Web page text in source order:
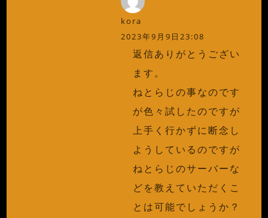
kora
2023年9月9日23:08
返信ありがとうござい
ます。
ねとらじの事なのです
が色々試したのですが
上手く行かずに断念し
ようしているのですが
ねとらじのサーバーな
どを教えていただくこ
とは可能でしょうか？